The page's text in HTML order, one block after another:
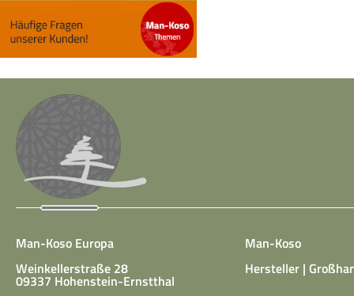
Man-Koso Europa
Weinkellerstraße 28
09337 Hohenstein-Ernstthal
Man-Koso
Hersteller |